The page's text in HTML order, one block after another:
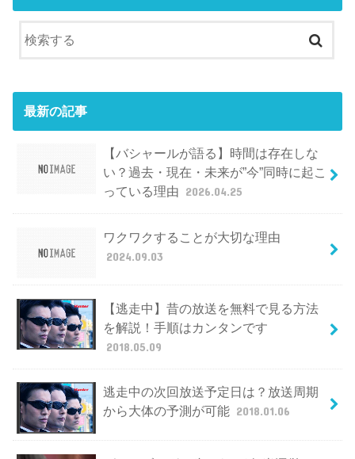
最新の記事
【バシャールが語る】時間は存在しな
い？過去・現在・未来が”今”同時に起こ
っている理由 2026.04.25
ワクワクすることが大切な理由
2024.09.03
【逃走中】昔の放送を無料で見る方法
を解説！手順はカンタンです
2018.05.09
逃走中の次回放送予定日は？放送周期
から大体の予測が可能 2018.01.06